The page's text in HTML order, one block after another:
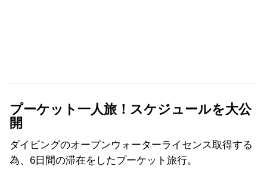
プーケット一人旅！スケジュールを大公
開
ダイビングのオープンウォーターライセンス取得する
為、6日間の滞在をしたプーケット旅行。